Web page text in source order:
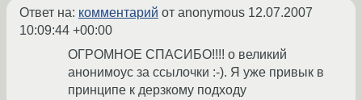
Ответ на: комментарий от anonymous 12.07.2007
10:09:44 +00:00
ОГРОМНОЕ СПАСИБО!!!! о великий
анонимоус за ссылочки :-). Я уже привык в
принципе к дерзкому подходу